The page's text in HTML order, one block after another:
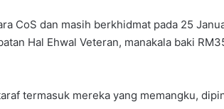
CoS dan masih berkhidmat pada 25
Hal Ehwal Veteran, manakala baki
termasuk mereka yang memangku,